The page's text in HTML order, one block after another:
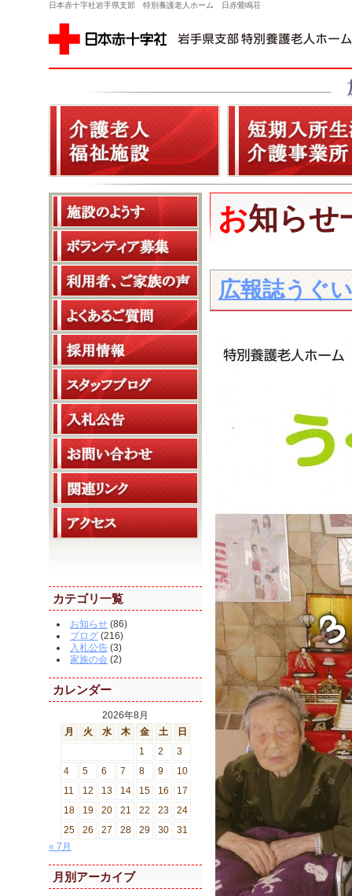
日本赤十字社岩手県支部 特別養護老人ホーム 日赤鶯鳴荘
カテゴリ一覧
お知らせ (86)
ブログ (216)
入札公告 (3)
家族の会 (2)
カレンダー
2026年8月
月
火 水 木 金 土
日
1
2
3
4
5 6 7 8 9
10
11
12 13 14 15 16
17
18
19 20 21 22 23
24
25
26 27 28 29 30
31
« 7月
月別アーカイブ
お知ら
広報誌うぐ